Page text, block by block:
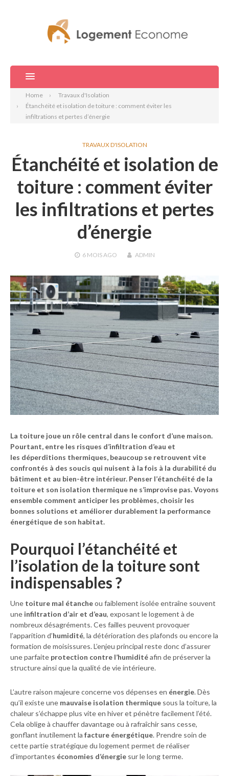
Home
Travaux d'Isolation
Étanchéité et isolation de toiture : comment éviter les
infiltrations et pertes d’énergie
TRAVAUX D'ISOLATION
Étanchéité et isolation de
toiture : comment éviter
les infiltrations et pertes
d’énergie
6 MOISAGO ADMIN
La toiture joue un rôle central dans le confort d’une maison.
Pourtant, entre les risques d’infiltration d’eau et
les déperditions thermiques, beaucoup se retrouvent vite
confrontés à des soucis qui nuisent à la fois à la durabilité du
bâtiment et au bien-être intérieur. Penser l’étanchéité de la
toiture et son isolation thermique ne s’improvise pas. Voyons
ensemble comment anticiper les problèmes, choisir les
bonnes solutions et améliorer durablement la performance
énergétique de son habitat.
Pourquoi l’étanchéité et
l’isolation de la toiture sont
indispensables ?
Une toiture mal étancheou faiblement isolée entraîne souvent
une infiltration d’air et d’eau, exposant le logement à de
nombreux désagréments. Ces failles peuvent provoquer
l’apparition d’humidité, la détérioration des plafonds ou encore la
formation de moisissures. L’enjeu principal reste donc d’assurer
une parfaite protection contre l’humiditéafin de préserver la
structure ainsi que la qualité de vie intérieure.
L’autre raison majeure concerne vos dépenses en énergie. Dès
qu’il existe une mauvaise isolation thermique sous la toiture, la
chaleur s’échappe plus vite en hiver et pénètre facilement l’été.
Cela oblige à chauffer davantage ou à rafraîchir sans cesse,
gonflant inutilement la facture énergétique. Prendre soin de
cette partie stratégique du logement permet de réaliser
d’importantes économies d’énergie sur le long terme.